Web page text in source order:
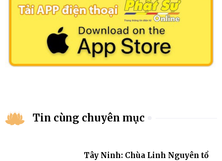
Tin cùng chuyên mục
Tây Ninh: Chùa Linh Nguyên tổ